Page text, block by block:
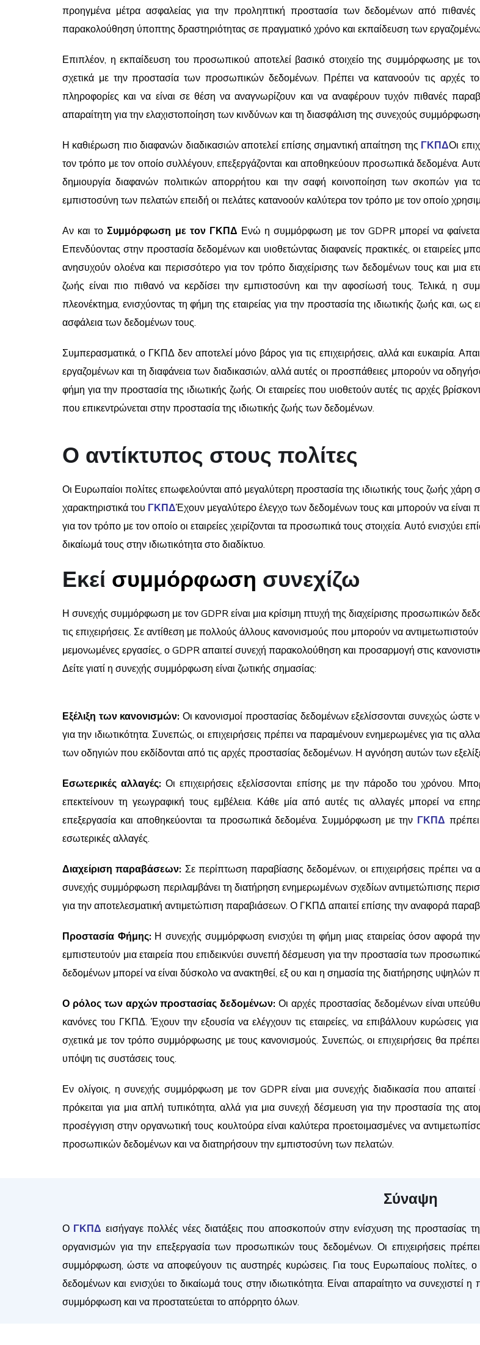
προηγμένα μέτρα ασφαλείας για την προληπτική προστασία των δεδομένων από
παρακολούθηση ύποπτης δραστηριότητας σε πραγματικό χρόνο και εκπαίδευση των
Επιπλέον, η εκπαίδευση του προσωπικού αποτελεί βασικό στοιχείο της συμμόρφωσης με
σχετικά με την προστασία των προσωπικών δεδομένων. Πρέπει να κατανοούν τις αρχές
πληροφορίες και να είναι σε θέση να αναγνωρίζουν και να αναφέρουν τυχόν πιθανές
απαραίτητη για την ελαχιστοποίηση των κινδύνων και τη διασφάλιση της συνεχούς
Η καθιέρωση πιο διαφανών διαδικασιών αποτελεί επίσης σημαντική απαίτηση της ΓΚΠΔΟι
τον τρόπο με τον οποίο συλλέγουν, επεξεργάζονται και αποθηκεύουν προσωπικά δεδομένα.
δημιουργία διαφανών πολιτικών απορρήτου και την σαφή κοινοποίηση των σκοπών για
εμπιστοσύνη των πελατών επειδή οι πελάτες κατανοούν καλύτερα τον τρόπο με τον οποίο
Αν και τοΣυμμόρφωση με τον ΓΚΠΔ Ενώ η συμμόρφωση με τον GDPR μπορεί να φαίνεται
Επενδύοντας στην προστασία δεδομένων και υιοθετώντας διαφανείς πρακτικές, οι
ανησυχούν ολοένα και περισσότερο για τον τρόπο διαχείρισης των δεδομένων τους και μια
ζωής είναι πιο πιθανό να κερδίσει την εμπιστοσύνη και την αφοσίωσή τους. Τελικά, η
πλεονέκτημα, ενισχύοντας τη φήμη της εταιρείας για την προστασία της ιδιωτικής ζωής και,
ασφάλεια των δεδομένων τους.
Συμπερασματικά, ο ΓΚΠΔ δεν αποτελεί μόνο βάρος για τις επιχειρήσεις, αλλά και ευκαιρία.
εργαζομένων και τη διαφάνεια των διαδικασιών, αλλά αυτές οι προσπάθειες μπορούν να
φήμη για την προστασία της ιδιωτικής ζωής. Οι εταιρείες που υιοθετούν αυτές τις αρχές
που επικεντρώνεται στην προστασία της ιδιωτικής ζωής των δεδομένων.
Ο αντίκτυπος στους πολίτες
Οι Ευρωπαίοι πολίτες επωφελούνται από μεγαλύτερη προστασία της ιδιωτικής τους ζωής χάρη
χαρακτηριστικά του ΓΚΠΔΈχουν μεγαλύτερο έλεγχο των δεδομένων τους και μπορούν να είναι
για τον τρόπο με τον οποίο οι εταιρείες χειρίζονται τα προσωπικά τους στοιχεία. Αυτό ενισχύει
δικαίωμά τους στην ιδιωτικότητα στο διαδίκτυο.
Εκεί συμμόρφωση συνεχίζω
Η συνεχής συμμόρφωση με τον GDPR είναι μια κρίσιμη πτυχή της διαχείρισης προσωπικών
τις επιχειρήσεις. Σε αντίθεση με πολλούς άλλους κανονισμούς που μπορούν να
μεμονωμένες εργασίες, ο GDPR απαιτεί συνεχή παρακολούθηση και προσαρμογή στις
Δείτε γιατί η συνεχής συμμόρφωση είναι ζωτικής σημασίας:
Εξέλιξη των κανονισμών: Οι κανονισμοί προστασίας δεδομένων εξελίσσονται συνεχώς ώστε να
για την ιδιωτικότητα. Συνεπώς, οι επιχειρήσεις πρέπει να παραμένουν ενημερωμένες για
των οδηγιών που εκδίδονται από τις αρχές προστασίας δεδομένων. Η αγνόηση αυτών των
Εσωτερικές αλλαγές: Οι επιχειρήσεις εξελίσσονται επίσης με την πάροδο του χρόνου.
επεκτείνουν τη γεωγραφική τους εμβέλεια. Κάθε μία από αυτές τις αλλαγές μπορεί να
επεξεργασία και αποθηκεύονται τα προσωπικά δεδομένα. Συμμόρφωση με την ΓΚΠΔ
εσωτερικές αλλαγές.
Διαχείριση παραβάσεων: Σε περίπτωση παραβίασης δεδομένων, οι επιχειρήσεις πρέπει να
συνεχής συμμόρφωση περιλαμβάνει τη διατήρηση ενημερωμένων σχεδίων αντιμετώπισης
για την αποτελεσματική αντιμετώπιση παραβιάσεων. Ο ΓΚΠΔ απαιτεί επίσης την αναφορά
Προστασία Φήμης: Η συνεχής συμμόρφωση ενισχύει τη φήμη μιας εταιρείας όσον αφορά
εμπιστευτούν μια εταιρεία που επιδεικνύει συνεπή δέσμευση για την προστασία των
δεδομένων μπορεί να είναι δύσκολο να ανακτηθεί, εξ ου και η σημασία της διατήρησης
Ο ρόλος των αρχών προστασίας δεδομένων: Οι αρχές προστασίας δεδομένων είναι
κανόνες του ΓΚΠΔ. Έχουν την εξουσία να ελέγχουν τις εταιρείες, να επιβάλλουν
σχετικά με τον τρόπο συμμόρφωσης με τους κανονισμούς. Συνεπώς, οι επιχειρήσεις θα
υπόψη τις συστάσεις τους.
Εν ολίγοις, η συνεχής συμμόρφωση με τον GDPR είναι μια συνεχής διαδικασία που
πρόκειται για μια απλή τυπικότητα, αλλά για μια συνεχή δέσμευση για την προστασία της
προσέγγιση στην οργανωτική τους κουλτούρα είναι καλύτερα προετοιμασμένες να
προσωπικών δεδομένων και να διατηρήσουν την εμπιστοσύνη των πελατών.
Σύναψη
Ο ΓΚΠΔ εισήγαγε πολλές νέες διατάξεις που αποσκοπούν στην ενίσχυση της προστασίας
οργανισμών για την επεξεργασία των προσωπικών τους δεδομένων. Οι επιχειρήσεις
συμμόρφωση, ώστε να αποφεύγουν τις αυστηρές κυρώσεις. Για τους Ευρωπαίους
δεδομένων και ενισχύει το δικαίωμά τους στην ιδιωτικότητα. Είναι απαραίτητο να
συμμόρφωση και να προστατεύεται το απόρρητο όλων.